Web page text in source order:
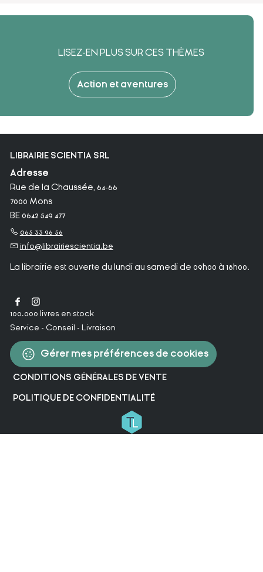
Action et aventures
LISEZ-EN PLUS SUR CES THÈMES
LIBRAIRIE SCIENTIA SRL
Adresse
Rue de la Chaussée, 64-66
7000 Mons
BE 0642 549 477
065 33 96 56
info@librairiescientia.be
La librairie est ouverte du lundi au samedi de 09h00 à 18h00.
100.000 livres en stock
Service - Conseil - Livraison
Gérer mes préférences de cookies
CONDITIONS GÉNÉRALES DE VENTE
POLITIQUE DE CONFIDENTIALITÉ